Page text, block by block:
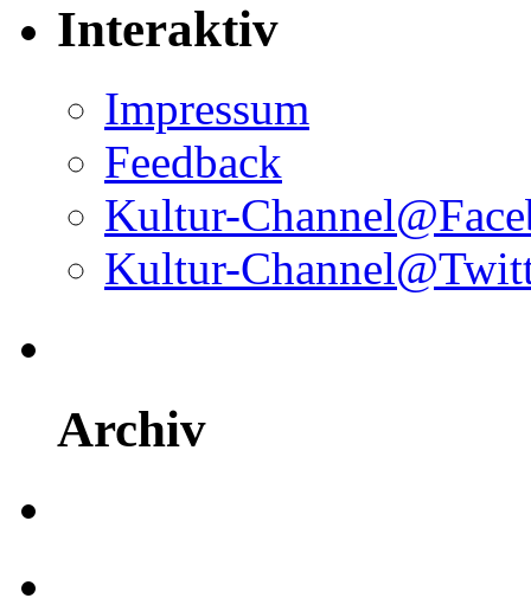
Interaktiv
Impressum
Feedback
Kultur-
Kultur-
Archiv